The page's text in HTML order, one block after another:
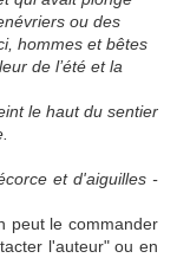
ou des
hommes et bêtes
de l’été et la
le haut du sentier
et d'aiguilles -
peut le commander
l'auteur" ou en